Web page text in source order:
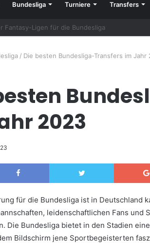
Bundesliga Turniere Transfers
besten Bundesliga-Transfers im Jahr 2023
/ Die besten Bundesliga-Transfers im Jahr
2023
Facebook Twitter
für die Bundesliga ist in Deutschland
leidenschaftlichen Fans und
Die Bundesliga bietet in den Stadien
Bildschirm jene Sportbegeisterten